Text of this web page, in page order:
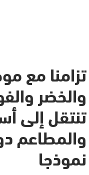
تزامنا مع
والخضر
تنتقل إلى
والمطاعم
نموذجا